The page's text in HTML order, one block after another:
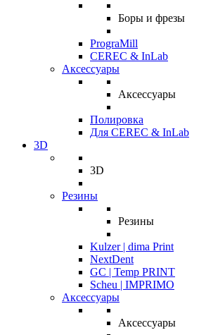
Боры и фрезы
PrograMill
CEREC & InLab
Аксессуары
Аксессуары
Полировка
Для CEREC & InLab
3D
3D
Резины
Резины
Kulzer | dima Print
NextDent
GC | Temp PRINT
Scheu | IMPRIMO
Аксессуары
Аксессуары